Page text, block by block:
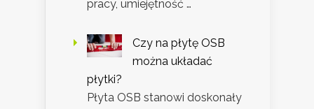
pracy, umiejętność …
Czy na płytę OSB
można układać
płytki?
Płyta OSB stanowi doskonały